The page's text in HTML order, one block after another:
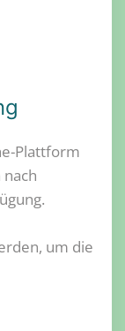
Plattform
um die